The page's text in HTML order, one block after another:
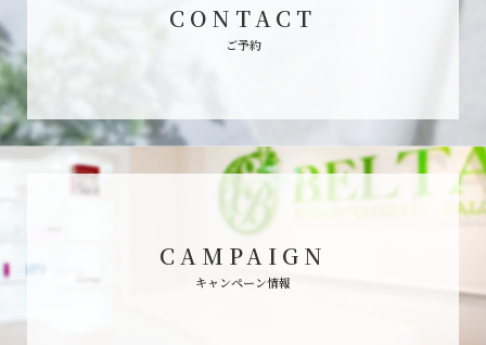
CONTACT
ご予約
CAMPAIGN
キャンペーン情報